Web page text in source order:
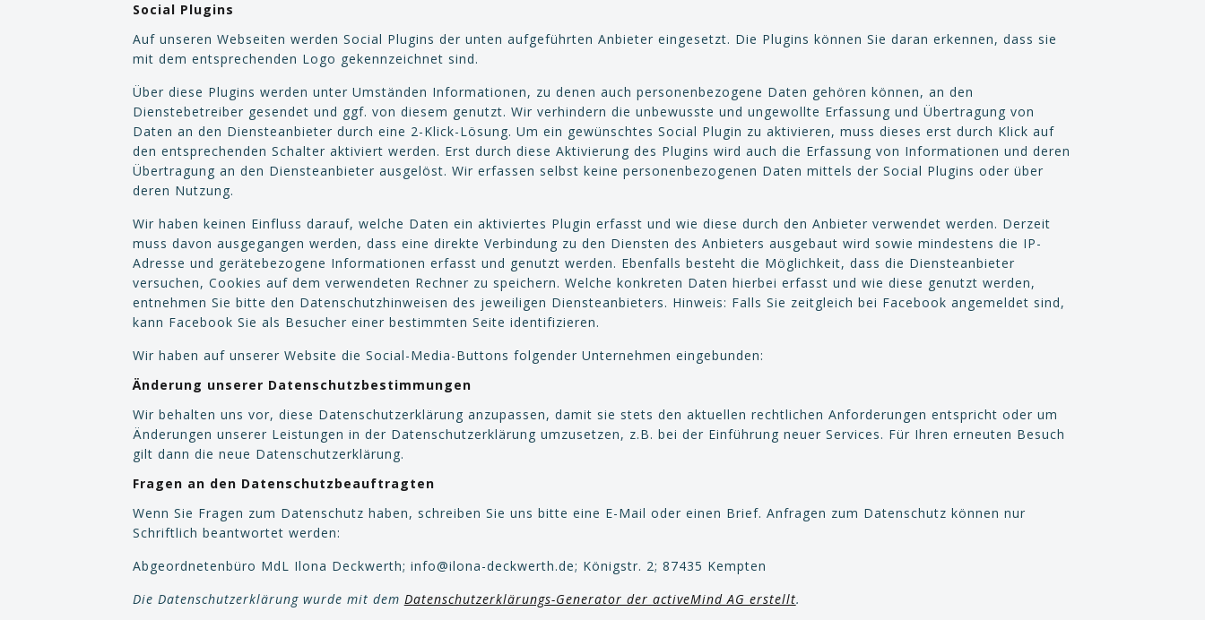
Social Plugins
Auf unseren Webseiten werden Social Plugins der unten aufgeführten Anbieter eingesetzt. Die Plugins können Sie daran erkennen, dass sie
mit dem entsprechenden Logo gekennzeichnet sind.
Über diese Plugins werden unter Umständen Informationen, zu denen auch personenbezogene Daten gehören können, an den
Dienstebetreiber gesendet und ggf. von diesem genutzt. Wir verhindern die unbewusste und ungewollte Erfassung und Übertragung von
Daten an den Diensteanbieter durch eine 2-Klick-Lösung. Um ein gewünschtes Social Plugin zu aktivieren, muss dieses erst durch Klick auf
den entsprechenden Schalter aktiviert werden. Erst durch diese Aktivierung des Plugins wird auch die Erfassung von Informationen und deren
Übertragung an den Diensteanbieter ausgelöst. Wir erfassen selbst keine personenbezogenen Daten mittels der Social Plugins oder über
deren Nutzung.
Wir haben keinen Einfluss darauf, welche Daten ein aktiviertes Plugin erfasst und wie diese durch den Anbieter verwendet werden. Derzeit
muss davon ausgegangen werden, dass eine direkte Verbindung zu den Diensten des Anbieters ausgebaut wird sowie mindestens die IP-
Adresse und gerätebezogene Informationen erfasst und genutzt werden. Ebenfalls besteht die Möglichkeit, dass die Diensteanbieter
versuchen, Cookies auf dem verwendeten Rechner zu speichern. Welche konkreten Daten hierbei erfasst und wie diese genutzt werden,
entnehmen Sie bitte den Datenschutzhinweisen des jeweiligen Diensteanbieters. Hinweis: Falls Sie zeitgleich bei Facebook angemeldet sind,
kann Facebook Sie als Besucher einer bestimmten Seite identifizieren.
Wir haben auf unserer Website die Social-Media-Buttons folgender Unternehmen eingebunden:
Änderung unserer Datenschutzbestimmungen
Wir behalten uns vor, diese Datenschutzerklärung anzupassen, damit sie stets den aktuellen rechtlichen Anforderungen entspricht oder um
Änderungen unserer Leistungen in der Datenschutzerklärung umzusetzen, z.B. bei der Einführung neuer Services. Für Ihren erneuten Besuch
gilt dann die neue Datenschutzerklärung.
Fragen an den Datenschutzbeauftragten
Wenn Sie Fragen zum Datenschutz haben, schreiben Sie uns bitte eine E-Mail oder einen Brief. Anfragen zum Datenschutz können nur
Schriftlich beantwortet werden:
Abgeordnetenbüro MdL Ilona Deckwerth; info@ilona-deckwerth.de; Königstr. 2; 87435 Kempten
Die Datenschutzerklärung wurde mit dem Datenschutzerklärungs-Generator der activeMind AG erstellt.